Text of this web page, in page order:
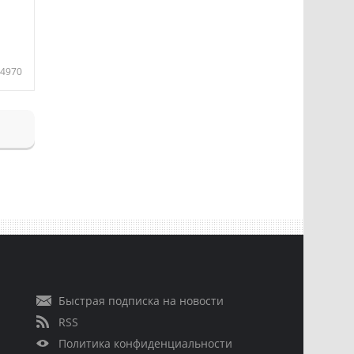
4970
Быстрая подписка на новости
RSS
Политика конфиденциальности